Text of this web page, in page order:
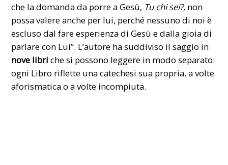
che la domanda da porre a Gesù, Tu chi sei?, non
possa valere anche per lui, perché nessuno di noi è
escluso dal fare esperienza di Gesù e dalla gioia di
parlare con Lui”. L’autore ha suddiviso il saggio in
nove libri che si possono leggere in modo separato:
ogni Libro riflette una catechesi sua propria, a volte
aforismatica o a volte incompiuta.